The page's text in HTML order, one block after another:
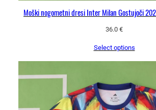
Moški nogometni dresi Inter Milan Gostujoči
36.0 €
Select options